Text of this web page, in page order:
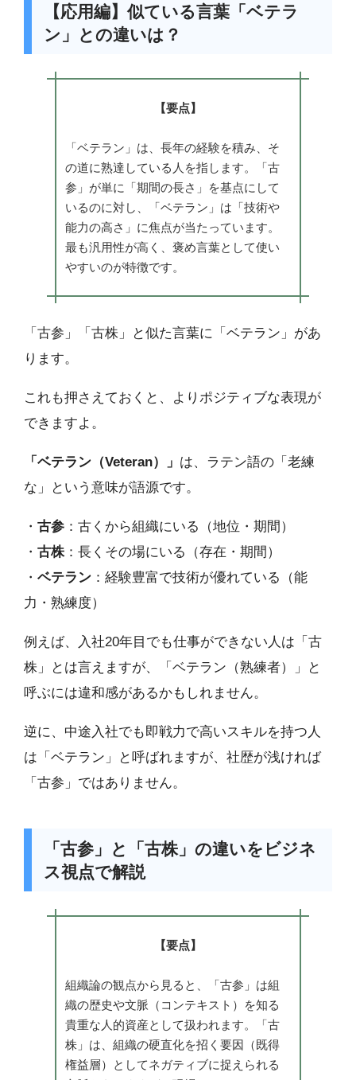
【応用編】似ている言葉「ベテラ
ン」との違いは？
【要点】
「ベテラン」は、長年の経験を積み、そ
の道に熟達している人を指します。「古
参」が単に「期間の長さ」を基点にして
いるのに対し、「ベテラン」は「技術や
能力の高さ」に焦点が当たっています。
最も汎用性が高く、褒め言葉として使い
やすいのが特徴です。
「古参」「古株」と似た言葉に「ベテラン」があ
ります。
これも押さえておくと、よりポジティブな表現が
できますよ。
「ベテラン（Veteran）」 は、ラテン語の「老練
な」という意味が語源です。
・ 古参 ：古くから組織にいる（地位・期間）
・ 古株：長くその場にいる（存在・期間）
・ ベテラン ：経験豊富で技術が優れている（能
力・熟練度）
例えば、入社20年目でも仕事ができない人は「古
株」とは言えますが、「ベテラン（熟練者）」と
呼ぶには違和感があるかもしれません。
逆に、中途入社でも即戦力で高いスキルを持つ人
は「ベテラン」と呼ばれますが、社歴が浅ければ
「古参」ではありません。
「古参」と「古株」の違いをビジネ
ス視点で解説
【要点】
組織論の観点から見ると、「古参」は組
織の歴史や文脈（コンテキスト）を知る
貴重な人的資産として扱われます。「古
株」は、組織の硬直化を招く要因（既得
権益層）としてネガティブに捉えられる